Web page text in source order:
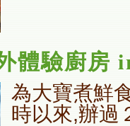
體驗廚房
為大寶煮鮮
時以來,辦過